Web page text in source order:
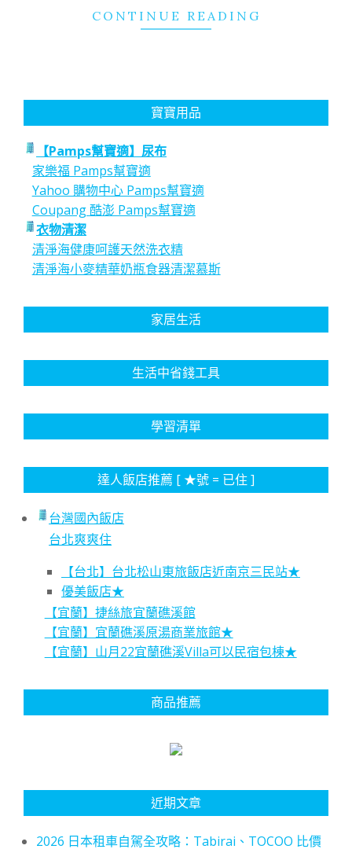
CONTINUE READING
寶寶用品
【Pamps幫寶適】尿布
家樂福 Pamps幫寶適
Yahoo 購物中心 Pamps幫寶適
Coupang 酷澎 Pamps幫寶適
衣物清潔
清淨海健康呵護天然洗衣精
清淨海小麥精華奶瓶食器清潔慕斯
家居生活
生活中省錢工具
學習清單
達人飯店推薦 [ ★號 = 已住 ]
台灣國內飯店
台北爽爽住
【台北】台北松山東旅飯店近南京三民站★
優美飯店★
【宜蘭】捷絲旅宜蘭礁溪館
【宜蘭】宜蘭礁溪原湯商業旅館★
【宜蘭】山月22宜蘭礁溪Villa可以民宿包棟★
商品推薦
近期文章
2026 日本租車自駕全攻略：Tabirai、TOCOO 比價